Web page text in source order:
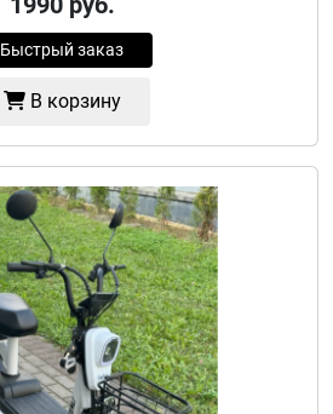
Быстрый заказ
В корзину